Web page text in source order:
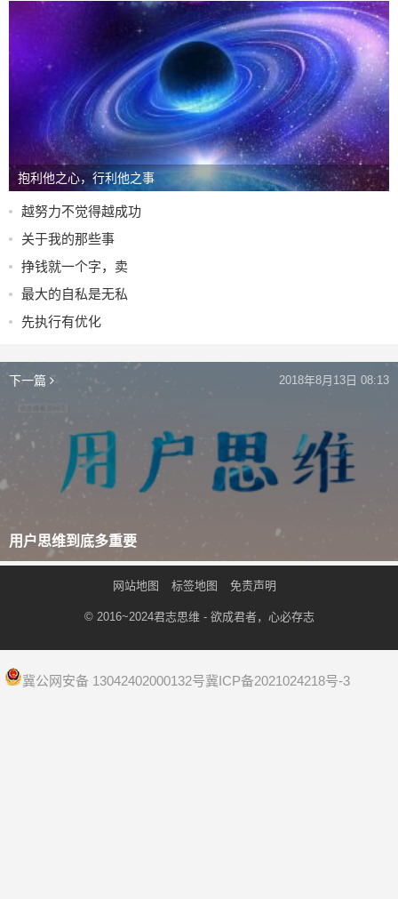
抱利他之心，行利他之事
越努力不觉得越成功
关于我的那些事
挣钱就一个字，卖
最大的自私是无私
先执行有优化
下一篇
用户思维到底多重要
2018年8月13日 08:13
网站地图 标签地图 免责声明
© 2016~2024君志思维- 欲成君者，心必存志
冀公网安备 13042402000132号冀ICP备2021024218号-3